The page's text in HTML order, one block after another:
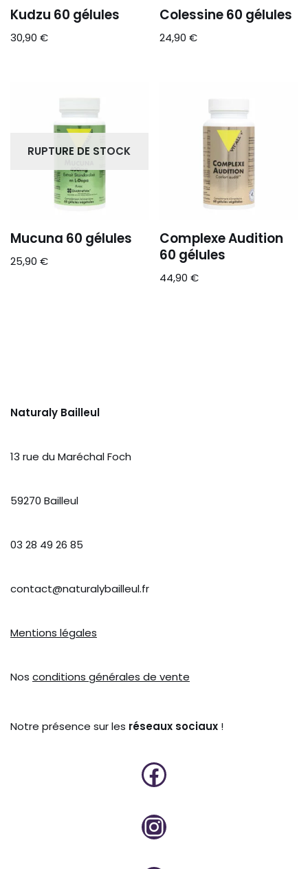
Kudzu 60 gélules
30,90 €
Colessine 60 gélules
24,90€
RUPTURE DE STOCK
Mucuna 60 gélules
25,90 €
Complexe Audition
60 gélules
44,90€
Naturaly Bailleul
13 rue du Maréchal Foch
59270 Bailleul
03 28 49 26 85
contact@naturalybailleul.fr
Mentions légales
Nos conditions générales de vente
Notre présence sur les réseaux sociaux !